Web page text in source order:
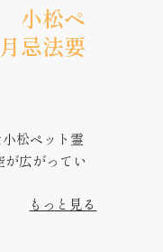
小松ペ
忌法要
松ペット霊
広がってい
もっと見る